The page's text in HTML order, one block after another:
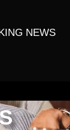
NEWS